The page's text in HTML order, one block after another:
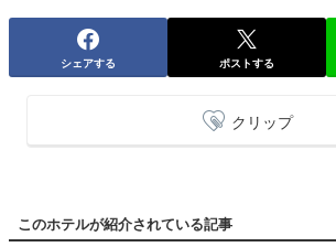
シェアする ポストする
クリップ
このホテルが紹介されている記事